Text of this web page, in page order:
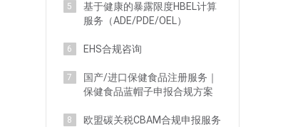
5
基于健康的暴露限度HBEL计算
服务（ADE/PDE/OEL）
6 EHS合规咨询
7
国产/进口保健食品注册服务｜
保健食品蓝帽子申报合规方案
8 欧盟碳关税CBAM合规申报服务